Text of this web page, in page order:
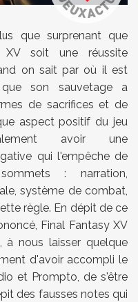
que surprenant que
XV soit une réussite
on sait par où il est
son sauvetage a
de sacrifices et de
aspect positif du jeu
avoir une
qui l'empêche de
: narration,
système de combat,
règle. En dépit de ce
Final Fantasy XV
à nous laisser quelque
d'avoir accompli le
et Prompto, de s'être
des fausses notes qui